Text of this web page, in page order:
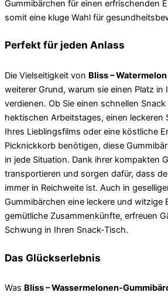
Gummibärchen für einen erfrischenden
somit eine kluge Wahl für
Perfekt für jeden Anlass
Die Vielseitigkeit von Bliss –
weiterer Grund, warum sie einen Platz in
verdienen. Ob Sie einen schnellen
hektischen Arbeitstages, einen leckeren
Ihres Lieblingsfilms oder eine köstliche
Picknickkorb benötigen, diese
in jede Situation. Dank ihrer kompakten
transportieren und sorgen dafür, dass
immer in Reichweite ist. Auch in
Gummibärchen eine leckere und witzige
gemütliche Zusammenkünfte, erfreuen
Schwung in Ihren Snack-Tisch.
Das Glückserlebnis
Was Bliss – Wassermelonen-